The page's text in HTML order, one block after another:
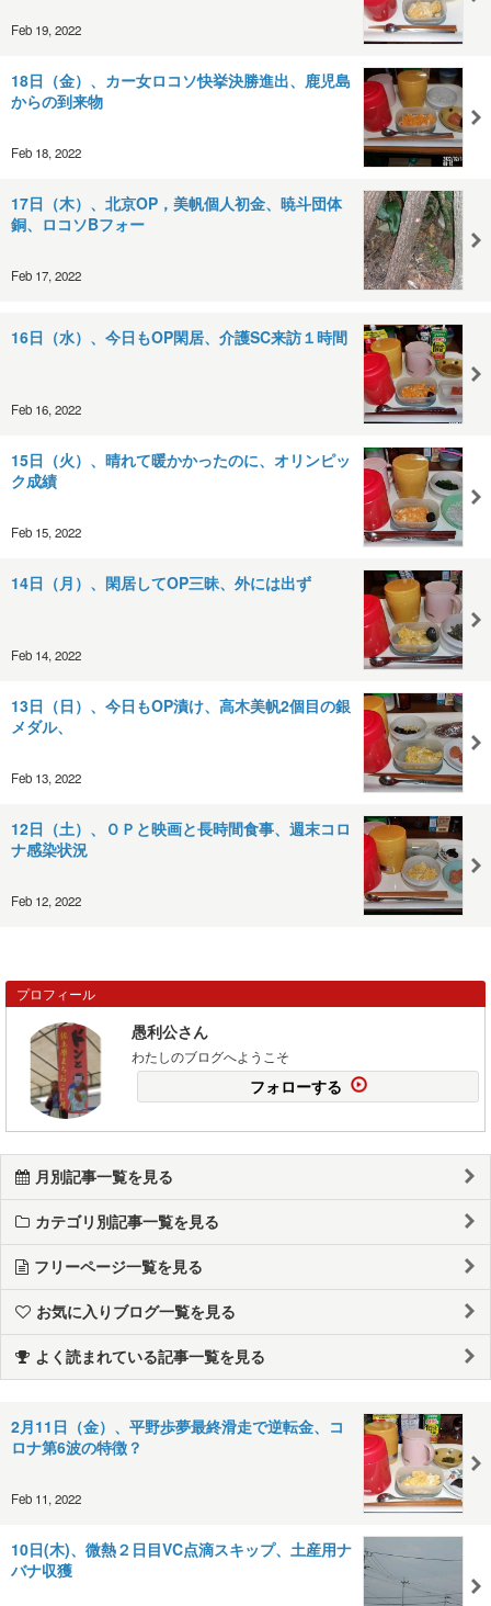
Feb 19, 2022
18日（金）、カー女ロコソ快挙決勝進出、鹿児島
からの到来物
Feb 18, 2022
17日（木）、北京OP，美帆個人初金、暁斗団体
銅、ロコソBフォー
Feb 17, 2022
16日（水）、今日もOP閑居、介護SC来訪１時間
Feb 16, 2022
15日（火）、晴れて暖かかったのに、オリンピッ
ク成績
Feb 15, 2022
14日（月）、閑居してOP三昧、外には出ず
Feb 14, 2022
13日（日）、今日もOP漬け、高木美帆2個目の銀
メダル、
Feb 13, 2022
12日（土）、ＯＰと映画と長時間食事、週末コロ
ナ感染状況
Feb 12, 2022
プロフィール
愚利公さん
わたしのブログへようこそ
フォローする
月別記事一覧を見る
カテゴリ別記事一覧を見る
フリーページ一覧を見る
お気に入りブログ一覧を見る
よく読まれている記事一覧を見る
2月11日（金）、平野歩夢最終滑走で逆転金、コ
ロナ第6波の特徴？
Feb 11, 2022
10日(木)、微熱２日目VC点滴スキップ、土産用ナ
バナ収獲